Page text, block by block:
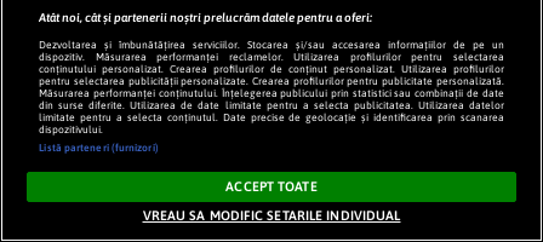
Nume
Calculator
Atât noi, cât și partenerii noștri prelucrăm datele pentru a oferi:
Dezvoltarea și îmbunătățirea serviciilor. Stocarea și/sau accesarea informațiilor de pe un
dispozitiv. Măsurarea performanței reclamelor. Utilizarea profilurilor pentru selectarea
conținutului personalizat. Crearea profilurilor de conținut personalizat. Utilizarea profilurilor
pentru selectarea publicității personalizate. Crearea profilurilor pentru publicitate personalizată.
Măsurarea performanței conținutului. Înțelegerea publicului prin statistici sau combinații de date
din surse diferite. Utilizarea de date limitate pentru a selecta publicitatea. Utilizarea datelor
limitate pentru a selecta conținutul. Date precise de geolocație și identificarea prin scanarea
dispozitivului.
Listă parteneri (furnizori)
ACCEPT TOATE
VREAU SA MODIFIC SETARILE INDIVIDUAL